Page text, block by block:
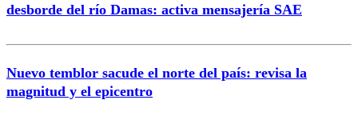
desborde del río Damas: activa mensajería SAE
Nuevo temblor sacude el norte del país: revisa la
magnitud y el epicentro